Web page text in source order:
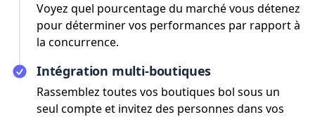
Voyez quel pourcentage du marché vous détenez
pour déterminer vos performances par rapport à
la concurrence.
Intégration multi-boutiques
Rassemblez toutes vos boutiques bol sous un
seul compte et invitez des personnes dans vos